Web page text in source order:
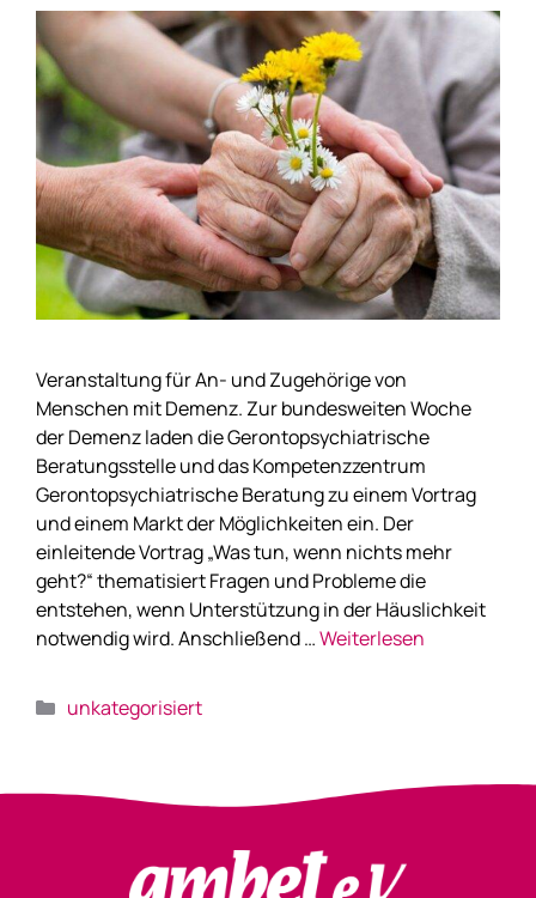
Veranstaltung für An- und Zugehörige von
Menschen mit Demenz. Zur bundesweiten Woche
der Demenz laden die Gerontopsychiatrische
Beratungsstelle und das Kompetenzzentrum
Gerontopsychiatrische Beratung zu einem Vortrag
und einem Markt der Möglichkeiten ein. Der
einleitende Vortrag „Was tun, wenn nichts mehr
geht?“ thematisiert Fragen und Probleme die
entstehen, wenn Unterstützung in der Häuslichkeit
notwendig wird. Anschließend …Weiterlesen
unkategorisiert